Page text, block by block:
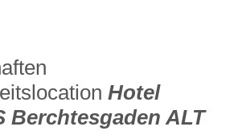
Hotel
Berchtesgaden ALT